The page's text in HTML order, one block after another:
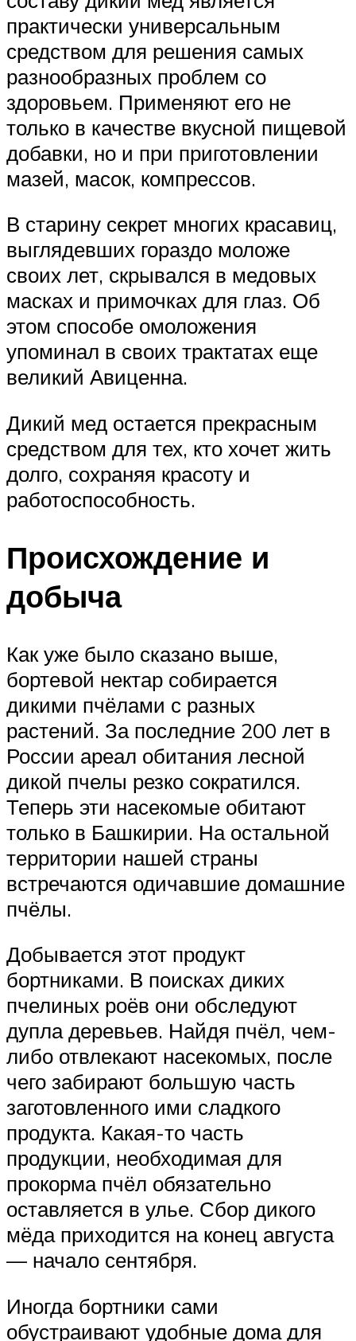
практически универсальным
средством для решения самых
разнообразных проблем со
здоровьем. Применяют его не
только в качестве вкусной пищевой
добавки, но и при приготовлении
мазей, масок, компрессов.
В старину секрет многих красавиц,
выглядевших гораздо моложе
своих лет, скрывался в медовых
масках и примочках для глаз. Об
этом способе омоложения
упоминал в своих трактатах еще
великий Авиценна.
Дикий мед остается прекрасным
средством для тех, кто хочет жить
долго, сохраняя красоту и
работоспособность.
Происхождение и
добыча
Как уже было сказано выше,
бортевой нектар собирается
дикими пчёлами с разных
растений. За последние 200 лет в
России ареал обитания лесной
дикой пчелы резко сократился.
Теперь эти насекомые обитают
только в Башкирии. На остальной
территории нашей страны
встречаются одичавшие домашние
пчёлы.
Добывается этот продукт
бортниками. В поисках диких
пчелиных роёв они обследуют
дупла деревьев. Найдя пчёл, чем-
либо отвлекают насекомых, после
чего забирают большую часть
заготовленного ими сладкого
продукта. Какая-то часть
продукции, необходимая для
прокорма пчёл обязательно
оставляется в улье. Сбор дикого
мёда приходится на конец августа
— начало сентября.
Иногда бортники сами
обустраивают удобные дома для